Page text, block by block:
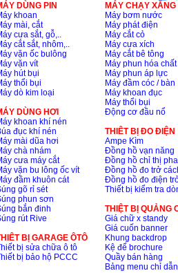
DÙNG PIN
khoan
mài, cắt
cưa sắt, gỗ,..
cắt sắt, nhôm,..
vặn ốc bulông
vặn vít
hút bụi
thổi bụi
dò kim loại
DÙNG HƠI
khoan khí nén
đục khí nén
mài dũa hơi
chà nhám
cưa máy cắt
vặn bu lông ốc vít
đầm khuôn cát
gõ rỉ sét
phun sơn
bắn đinh
rút Rive
BỊ GARAGE ÔTÔ
bị sửa chữa ô tô
bị bảo hộ PCCC
MÁY CHẠY
Máy bơm nước
Máy phát điện
Máy cắt cỏ
Máy cưa xích
Máy cắt bê tông
Máy phun hóa chất
Máy phun áp lực
Máy đầm cóc / bàn
Máy khoan đục
Máy thổi bụi
Động cơ đầu nổ
THIÊT BỊ ĐO ĐIỆN
Ampe Kìm
Đồng hồ vạn năng
Đồng hồ chỉ thị pha
Đồng hồ đo trở
Đồng hồ đo điện
Thiết bị kiểm tra
THIỆT BỊ QUẢNG
Giá chữ x standy
Giá cuốn banner
Khung backdrop
Kệ để brochure
Quầy bán hàng
Bảng menu chỉ dẫn